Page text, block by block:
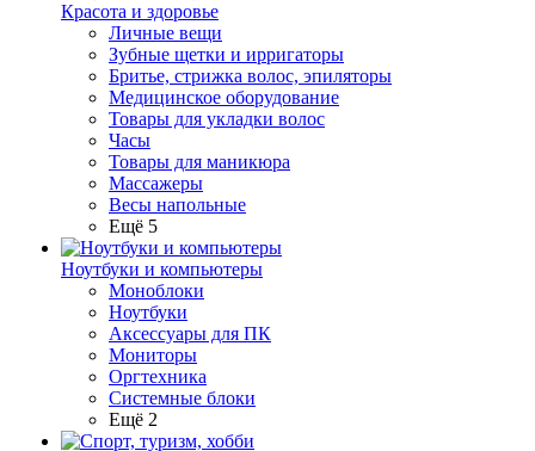
Красота и здоровье
Личные вещи
Зубные щетки и ирригаторы
Бритье, стрижка волос, эпиляторы
Медицинское оборудование
Товары для укладки волос
Часы
Товары для маникюра
Массажеры
Весы напольные
Ещё 5
Ноутбуки и компьютеры
Моноблоки
Ноутбуки
Аксессуары для ПК
Мониторы
Оргтехника
Системные блоки
Ещё 2